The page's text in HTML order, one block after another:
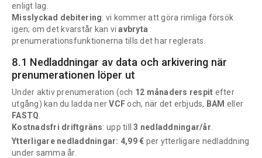
enligt lag.
Misslyckad debitering: vi kommer att göra rimliga försök
igen; om det kvarstår kan viavbryta
prenumerationsfunktionerna tills det har reglerats.
8.1 Nedladdningar av data och arkivering när
prenumerationen löper ut
Under aktiv prenumeration (och 12 månaders respit efter
utgång) kan du ladda nerVCFoch, när det erbjuds, BAM eller
FASTQ
Kostnadsfri driftgräns: upp till3 nedladdningar/år
Ytterligare nedladdningar: 4,99 € per ytterligare nedladdning
under samma år.